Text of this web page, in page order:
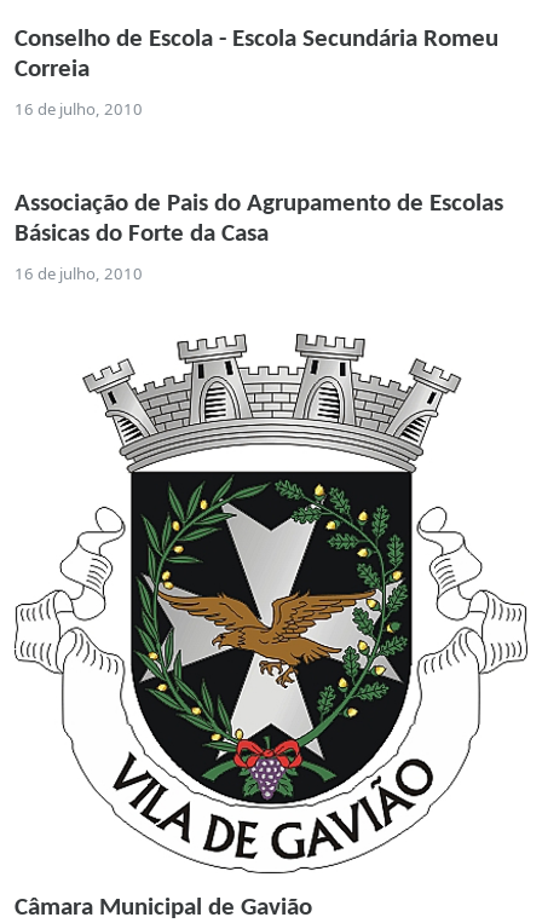
Conselho de Escola - Escola Secundária Romeu
Correia
16 de julho, 2010
Associação de Pais do Agrupamento de Escolas
Básicas do Forte da Casa
16 de julho, 2010
Câmara Municipal de Gavião